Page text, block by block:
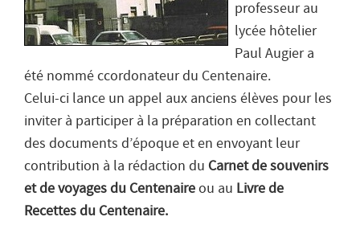
professeur au
lycée hôtelier
Paul Augier a
été nommé ccordonateur du Centenaire.
Celui-ci lance un appel aux anciens élèves pour les
inviter à participer à la préparation en collectant
des documents d’époque et en envoyant leur
contribution à la rédaction du Carnet de souvenirs
et de voyages du Centenaire ou au Livre de
Recettes du Centenaire.